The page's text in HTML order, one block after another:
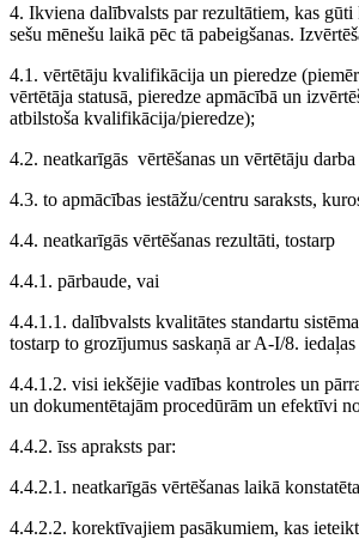
4. Ikviena dalībvalsts par rezultātiem, kas
sešu mēnešu laikā pēc tā pabeigšanas.
4.1. vērtētāju kvalifikācija un pieredze
vērtētāja statusā, pieredze apmācībā un
atbilstoša kvalifikācija/pieredze);
4.2. neatkarīgās vērtēšanas un vērtētāju
4.3. to apmācības iestāžu/centru saraksts,
4.4. neatkarīgās vērtēšanas rezultāti, tostarp
4.4.1. pārbaude, vai
4.4.1.1. dalībvalsts kvalitātes standartu
tostarp to grozījumus saskaņā ar A-I/8.
4.4.1.2. visi iekšējie vadības kontroles un
un dokumentētajām procedūrām un efektīvi
4.4.2. īss apraksts par:
4.4.2.1. neatkarīgās vērtēšanas laikā
4.4.2.2. korektīvajiem pasākumiem, kas